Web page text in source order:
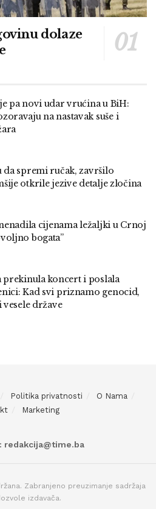
dolaze
pa novi udar vrućina u BiH:
na nastavak suše i
da spremi ručak, završilo
otkrile jezive detalje zločina
cijenama ležaljki u Crnoj
bogata”
prekinula koncert i poslala
Kad svi priznamo genocid,
države
Politika privatnosti
O Nama
Marketing
redakcija@time.ba
Zabranjeno preuzimanje sadržaja
izdavača.